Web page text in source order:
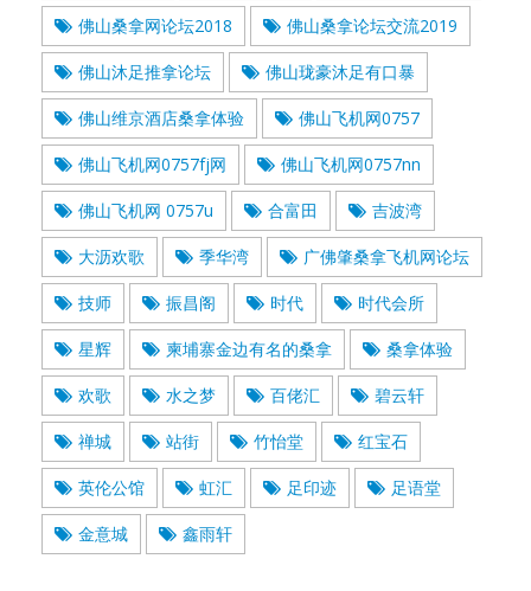
佛山桑拿网论坛2018 佛山桑拿论坛交流2019
佛山沐足推拿论坛 佛山珑豪沐足有口暴
佛山维京酒店桑拿体验 佛山飞机网0757
佛山飞机网0757fj网 佛山飞机网0757nn
佛山飞机网 0757u 合富田 吉波湾
大沥欢歌 季华湾 广佛肇桑拿飞机网论坛
技师 振昌阁 时代 时代会所
星辉 柬埔寨金边有名的桑拿 桑拿体验
欢歌 水之梦 百佬汇 碧云轩
禅城 站街 竹怡堂 红宝石
英伦公馆 虹汇 足印迹 足语堂
金意城 鑫雨轩